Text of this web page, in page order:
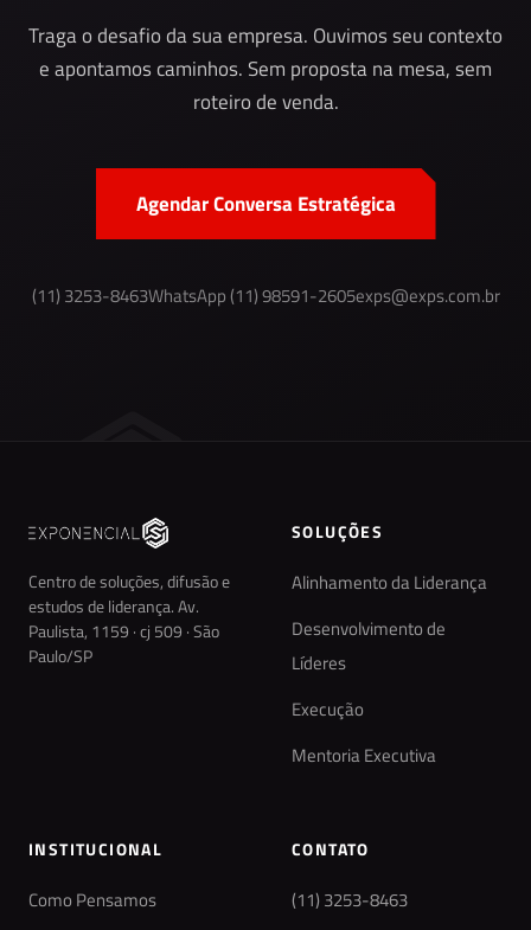
Traga o desafio da sua empresa. Ouvimos seu contexto
e apontamos caminhos. Sem proposta na mesa, sem
roteiro de venda.
Agendar Conversa Estratégica
(11) 3253-8463WhatsApp (11) 98591-2605exps@exps.com.br
Centro de soluções, difusão e
estudos de liderança. Av.
Paulista, 1159 · cj 509 · São
Paulo/SP
SOLUÇÕES
Alinhamento da Liderança
Desenvolvimento de
Líderes
Execução
Mentoria Executiva
INSTITUCIONAL
Como Pensamos
CONTATO
(11) 3253-8463